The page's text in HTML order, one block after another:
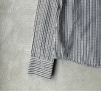
TOPS
OUTER WEAR
BOTTOMS